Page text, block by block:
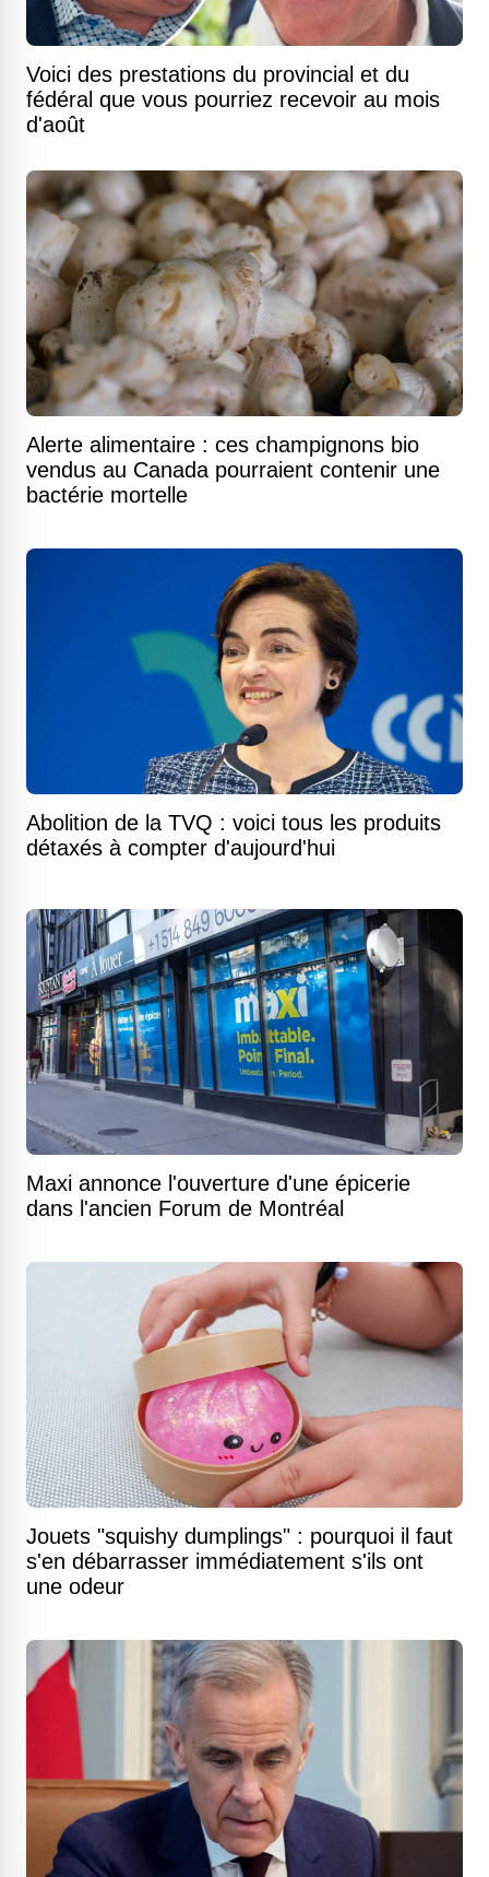
Voici des prestations du provincial et du
fédéral que vous pourriez recevoir au mois
d'août
Alerte alimentaire : ces champignons bio
vendus au Canada pourraient contenir une
bactérie mortelle
Abolition de la TVQ : voici tous les produits
détaxés à compter d'aujourd'hui
Maxi annonce l'ouverture d'une épicerie
dans l'ancien Forum de Montréal
Jouets "squishy dumplings" : pourquoi il faut
s'en débarrasser immédiatement s'ils ont
une odeur